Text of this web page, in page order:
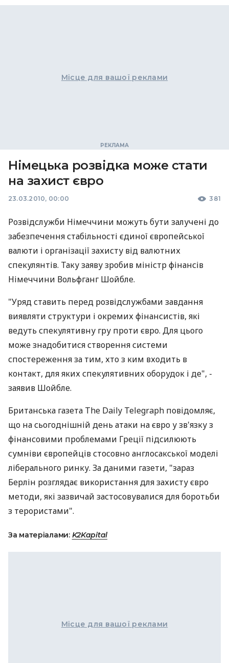
Місце для вашої реклами
Німецька розвідка може стати
на захист євро
23.03.2010, 00:00 381
Розвідслужби Німеччини можуть бути залучені до
забезпечення стабільності єдиної європейської
валюти і організації захисту від валютних
спекулянтів. Таку заяву зробив міністр фінансів
Німеччини Вольфганг Шойбле.
"Уряд ставить перед розвідслужбами завдання
виявляти структури і окремих фінансистів, які
ведуть спекулятивну гру проти євро. Для цього
може знадобитися створення системи
спостереження за тим, хто з ким входить в
контакт, для яких спекулятивних оборудок і де", -
заявив Шойбле.
Британська газета The Daily Telegraph повідомляє,
що на сьогоднішній день атаки на євро у зв'язку з
фінансовими проблемами Греції підсилюють
сумніви європейців стосовно англосакської моделі
ліберального ринку. За даними газети, "зараз
Берлін розглядає використання для захисту євро
методи, які зазвичай застосовувалися для боротьби
з терористами".
За матеріалами: K2Kapital
Місце для вашої реклами